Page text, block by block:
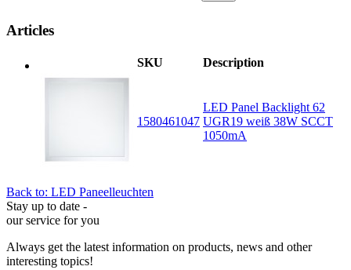
Articles
SKU Description
1580461047
LED Panel Backlight 62
UGR19 weiß 38W SCCT
1050mA
Back to: LED Paneelleuchten
Stay up to date -
our service for you
Always get the latest information on products, news and other
interesting topics!